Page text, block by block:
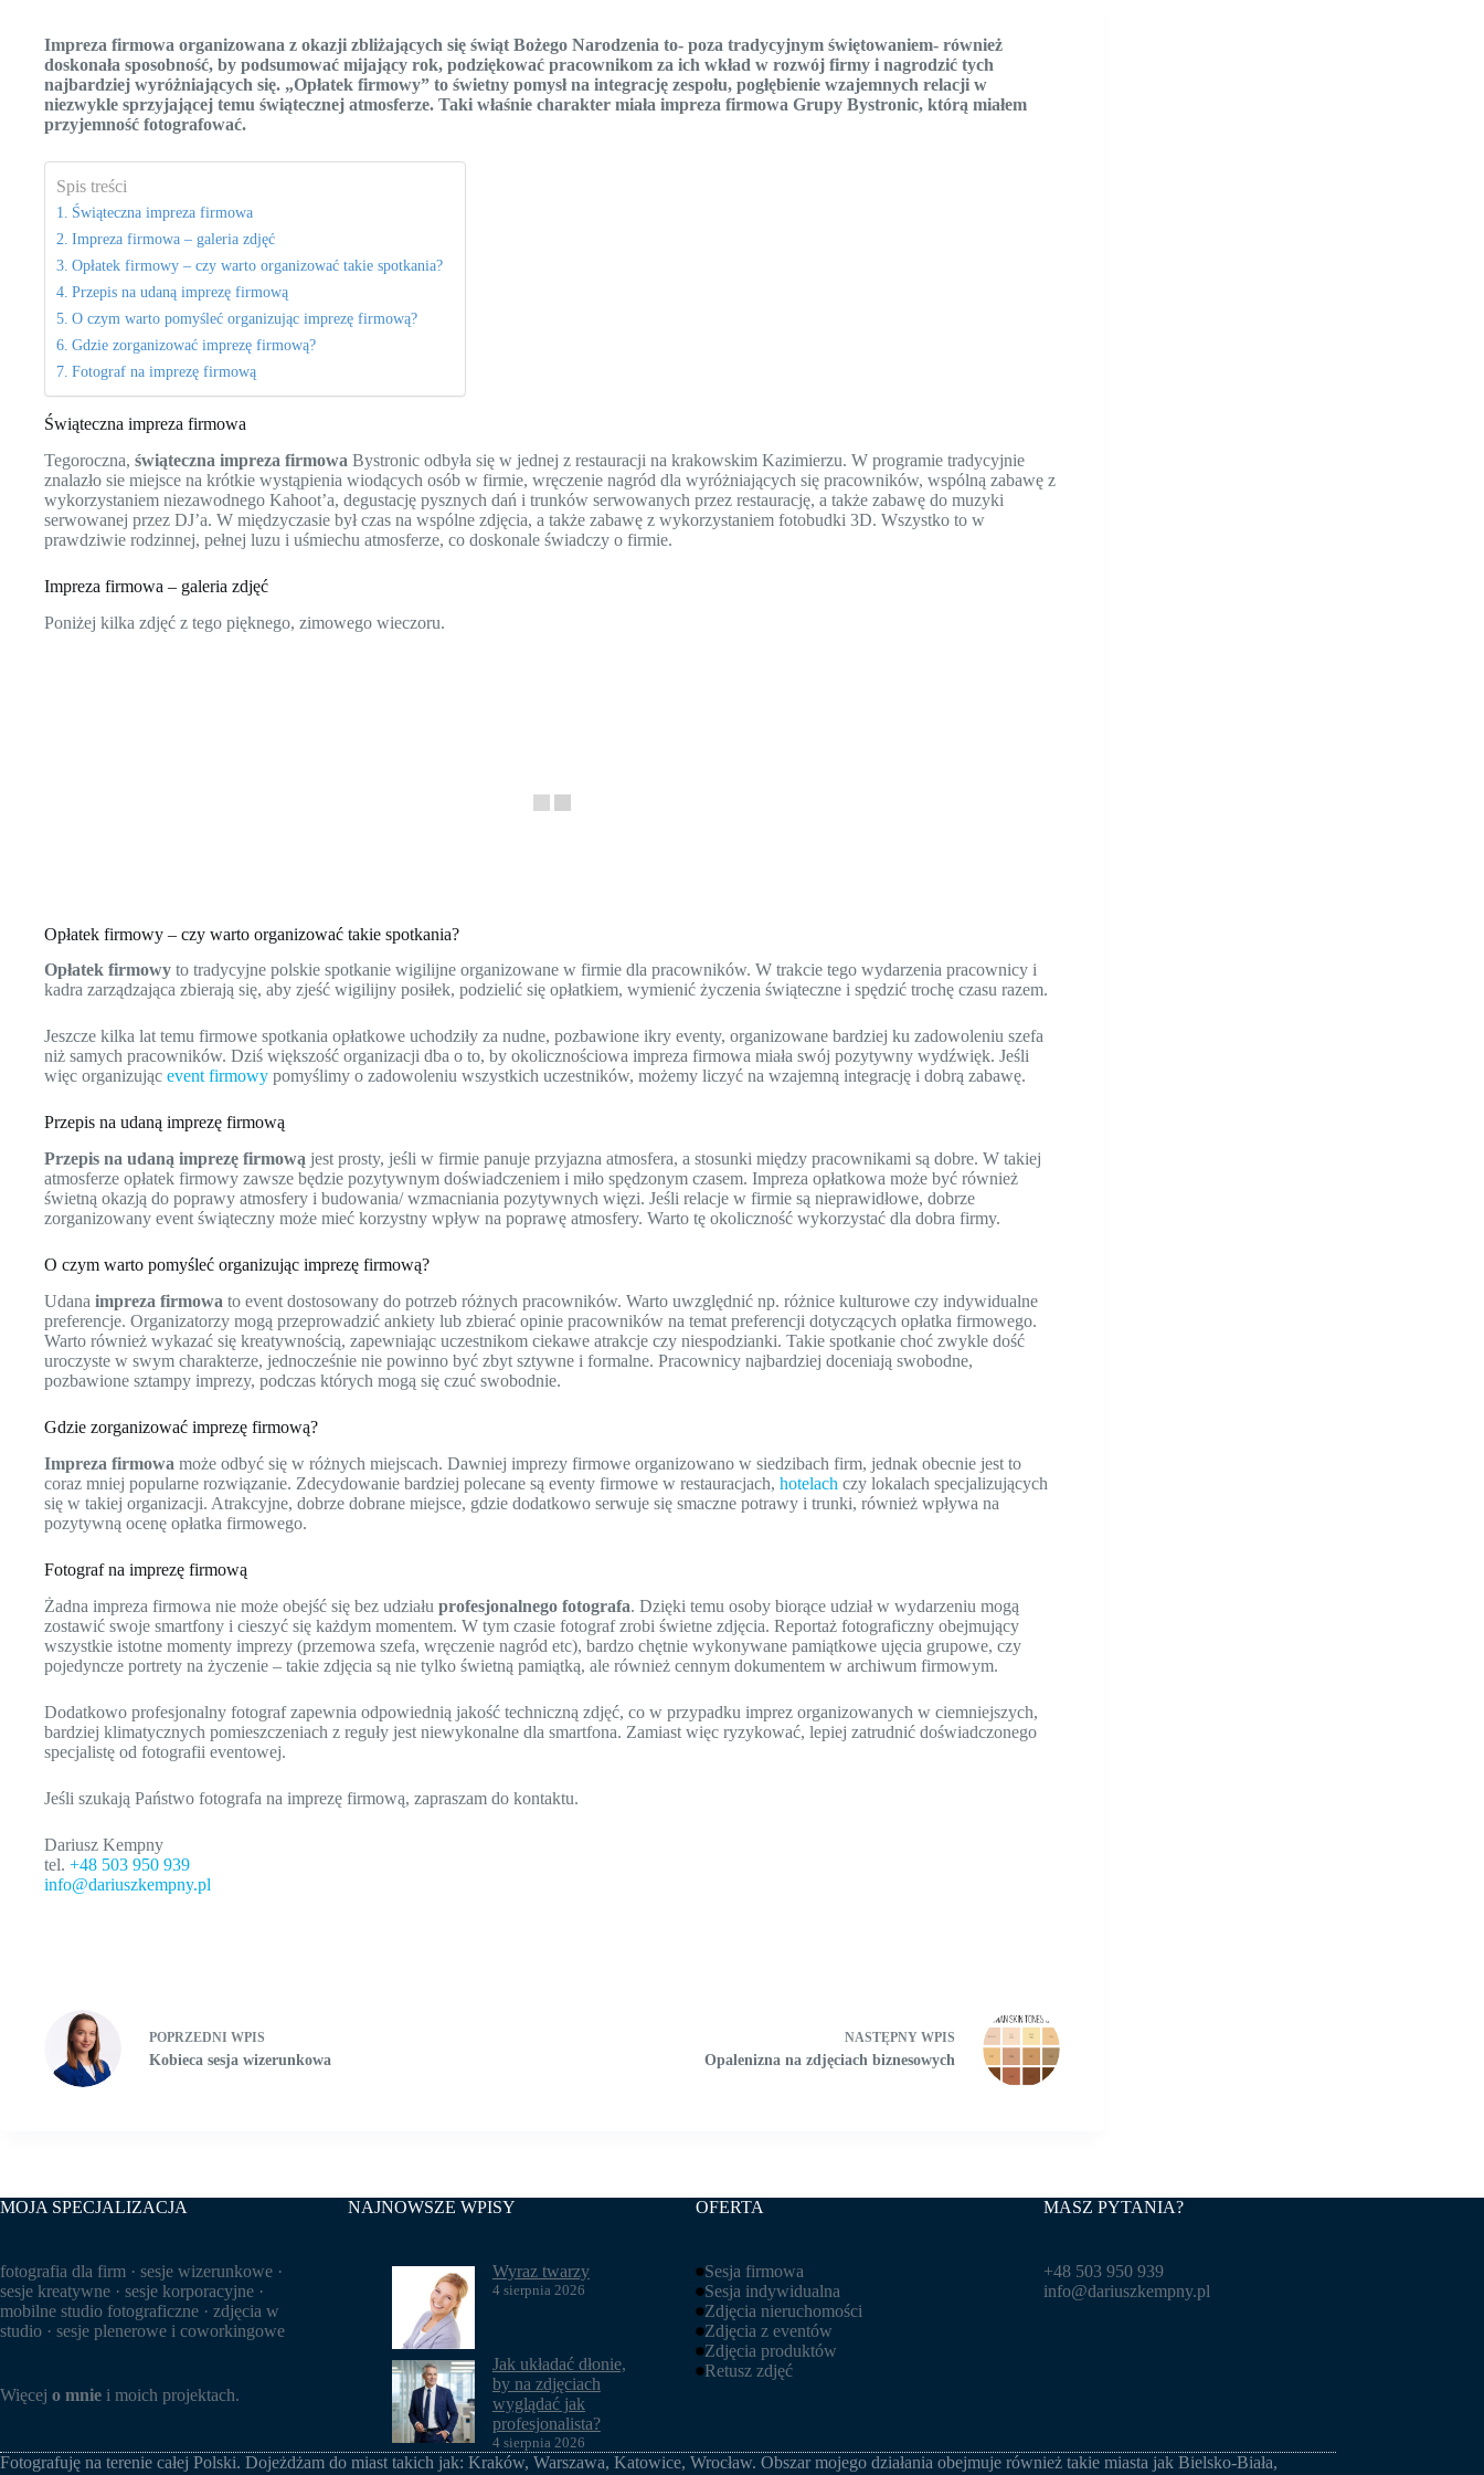
Impreza firmowa organizowana z okazji zbliżających się świąt Bożego Narodzenia to- poza tradycyjnym świętowaniem- również
doskonała sposobność, by podsumować mijający rok, podziękować pracownikom za ich wkład w rozwój firmy i nagrodzić tych
najbardziej wyróżniających się. „Opłatek firmowy” to świetny pomysł na integrację zespołu, pogłębienie wzajemnych relacji w
niezwykle sprzyjającej temu świątecznej atmosferze. Taki właśnie charakter miała impreza firmowa Grupy Bystronic, którą miałem
przyjemność fotografować.
Spis treści
Świąteczna impreza firmowa
Impreza firmowa – galeria zdjęć
Opłatek firmowy – czy warto organizować takie spotkania?
Przepis na udaną imprezę firmową
O czym warto pomyśleć organizując imprezę firmową?
Gdzie zorganizować imprezę firmową?
Fotograf na imprezę firmową
Świąteczna impreza firmowa
Tegoroczna, świąteczna impreza firmowa Bystronic odbyła się w jednej z restauracji na krakowskim Kazimierzu. W programie tradycyjnie
znalazło sie miejsce na krótkie wystąpienia wiodących osób w firmie, wręczenie nagród dla wyróżniających się pracowników, wspólną zabawę z
wykorzystaniem niezawodnego Kahoot’a, degustację pysznych dań i trunków serwowanych przez restaurację, a także zabawę do muzyki
serwowanej przez DJ’a. W międzyczasie był czas na wspólne zdjęcia, a także zabawę z wykorzystaniem fotobudki 3D. Wszystko to w
prawdziwie rodzinnej, pełnej luzu i uśmiechu atmosferze, co doskonale świadczy o firmie.
Impreza firmowa – galeria zdjęć
Poniżej kilka zdjęć z tego pięknego, zimowego wieczoru.
Opłatek firmowy – czy warto organizować takie spotkania?
Opłatek firmowy to tradycyjne polskie spotkanie wigilijne organizowane w firmie dla pracowników. W trakcie tego wydarzenia pracownicy i
kadra zarządzająca zbierają się, aby zjeść wigilijny posiłek, podzielić się opłatkiem, wymienić życzenia świąteczne i spędzić trochę czasu razem.
Jeszcze kilka lat temu firmowe spotkania opłatkowe uchodziły za nudne, pozbawione ikry eventy, organizowane bardziej ku zadowoleniu szefa
niż samych pracowników. Dziś większość organizacji dba o to, by okolicznościowa impreza firmowa miała swój pozytywny wydźwięk. Jeśli
więc organizując event firmowy pomyślimy o zadowoleniu wszystkich uczestników, możemy liczyć na wzajemną integrację i dobrą zabawę.
Przepis na udaną imprezę firmową
Przepis na udaną imprezę firmową jest prosty, jeśli w firmie panuje przyjazna atmosfera, a stosunki między pracownikami są dobre. W takiej
atmosferze opłatek firmowy zawsze będzie pozytywnym doświadczeniem i miło spędzonym czasem. Impreza opłatkowa może być również
świetną okazją do poprawy atmosfery i budowania/ wzmacniania pozytywnych więzi. Jeśli relacje w firmie są nieprawidłowe, dobrze
zorganizowany event świąteczny może mieć korzystny wpływ na poprawę atmosfery. Warto tę okoliczność wykorzystać dla dobra firmy.
O czym warto pomyśleć organizując imprezę firmową?
Udana impreza firmowa to event dostosowany do potrzeb różnych pracowników. Warto uwzględnić np. różnice kulturowe czy indywidualne
preferencje. Organizatorzy mogą przeprowadzić ankiety lub zbierać opinie pracowników na temat preferencji dotyczących opłatka firmowego.
Warto również wykazać się kreatywnością, zapewniając uczestnikom ciekawe atrakcje czy niespodzianki. Takie spotkanie choć zwykle dość
uroczyste w swym charakterze, jednocześnie nie powinno być zbyt sztywne i formalne. Pracownicy najbardziej doceniają swobodne,
pozbawione sztampy imprezy, podczas których mogą się czuć swobodnie.
Gdzie zorganizować imprezę firmową?
Impreza firmowa może odbyć się w różnych miejscach. Dawniej imprezy firmowe organizowano w siedzibach firm, jednak obecnie jest to
coraz mniej popularne rozwiązanie. Zdecydowanie bardziej polecane są eventy firmowe w restauracjach, hotelach czy lokalach specjalizujących
się w takiej organizacji. Atrakcyjne, dobrze dobrane miejsce, gdzie dodatkowo serwuje się smaczne potrawy i trunki, również wpływa na
pozytywną ocenę opłatka firmowego.
Fotograf na imprezę firmową
Żadna impreza firmowa nie może obejść się bez udziału profesjonalnego fotografa. Dzięki temu osoby biorące udział w wydarzeniu mogą
zostawić swoje smartfony i cieszyć się każdym momentem. W tym czasie fotograf zrobi świetne zdjęcia. Reportaż fotograficzny obejmujący
wszystkie istotne momenty imprezy (przemowa szefa, wręczenie nagród etc), bardzo chętnie wykonywane pamiątkowe ujęcia grupowe, czy
pojedyncze portrety na życzenie – takie zdjęcia są nie tylko świetną pamiątką, ale również cennym dokumentem w archiwum firmowym.
Dodatkowo profesjonalny fotograf zapewnia odpowiednią jakość techniczną zdjęć, co w przypadku imprez organizowanych w ciemniejszych,
bardziej klimatycznych pomieszczeniach z reguły jest niewykonalne dla smartfona. Zamiast więc ryzykować, lepiej zatrudnić doświadczonego
specjalistę od fotografii eventowej.
Jeśli szukają Państwo fotografa na imprezę firmową, zapraszam do kontaktu.
Dariusz Kempny
tel. +48 503 950 939
info@dariuszkempny.pl
POPRZEDNI WPIS
Kobieca sesja wizerunkowa
NASTĘPNY WPIS
Opalenizna na zdjęciach biznesowych
MOJA SPECJALIZACJA
fotografia dla firm · sesje wizerunkowe ·
sesje kreatywne · sesje korporacyjne ·
mobilne studio fotograficzne · zdjęcia w
studio · sesje plenerowe i coworkingowe
Więcej o mnie i moich projektach.
NAJNOWSZE WPISY
Wyraz twarzy
4 sierpnia 2026
Jak układać dłonie,
by na zdjęciach
wyglądać jak
profesjonalista?
4 sierpnia 2026
OFERTA
Sesja firmowa
Sesja indywidualna
Zdjęcia nieruchomości
Zdjęcia z eventów
Zdjęcia produktów
Retusz zdjęć
MASZ PYTANIA?
+48 503 950 939
info@dariuszkempny.pl
Fotografuję na terenie całej Polski. Dojeżdżam do miast takich jak: Kraków, Warszawa, Katowice, Wrocław. Obszar mojego działania obejmuje również takie miasta jak Bielsko-Biała,